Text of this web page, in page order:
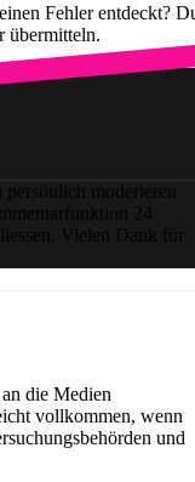
Fehler entdeckt?
übermitteln.
moderieren
24
Vielen Dank für
die Medien
vollkommen, wenn
und